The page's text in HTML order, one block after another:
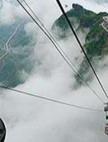
trọng về văn hóa
người
Sơn còn là việc
đường gập
đến đỉnh núi sẽ là